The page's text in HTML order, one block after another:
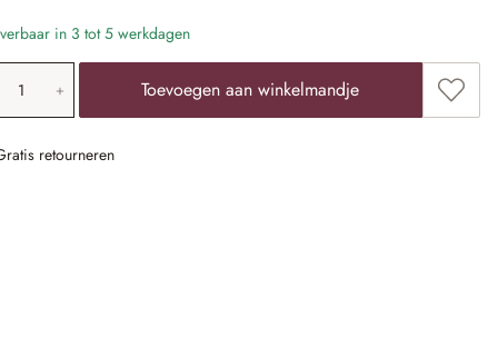
in 3 tot 5 werkdagen
voer de gewenste
Toevoegen aan winkelmandje
retourneren